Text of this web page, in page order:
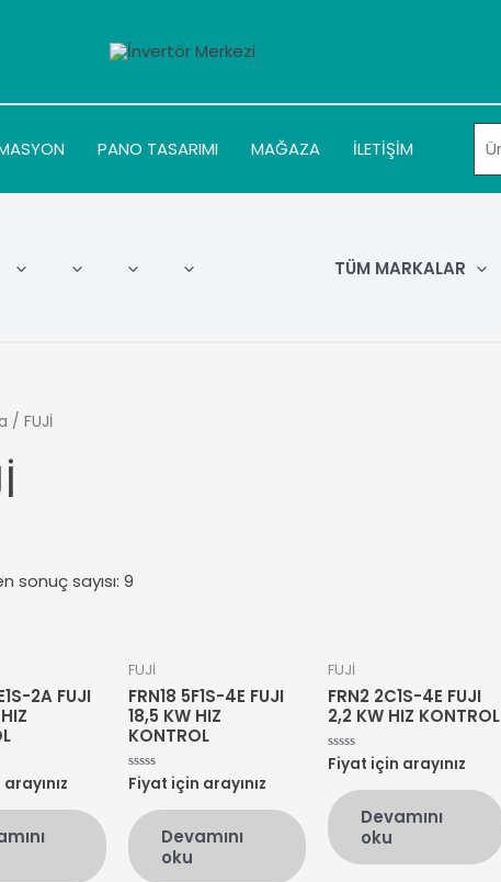
PANO TASARIMI MAĞAZA İLETİŞİM
TÜM MARKALAR
/ FUJİ
sonuç sayısı: 9
2A FUJI
FUJİ
FRN18 5F1S-4E FUJI
18,5 KW HIZ
KONTROL
5
üzerinden
oy
aldı
Fiyat için arayınız
Devamını
oku
FUJİ
FRN2 2C1S-4E FUJI
2,2 KW HIZ KONTROL
5
üzerinden
oy
aldı
Fiyat için arayınız
Devamını
oku